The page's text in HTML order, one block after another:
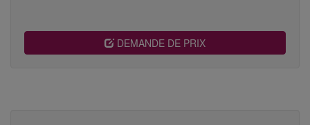
DEMANDE DE PRIX